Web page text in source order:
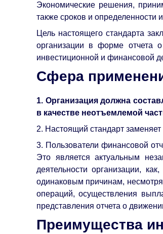
Экономические решения,
также сроков и определенности
Цель настоящего стандарта
организации в форме отчета
инвестиционной и финансовой
Сфера
1. Организация должна
в качестве неотъемлемой
2. Настоящий стандарт
3. Пользователи финансовой
Это является актуальным
деятельности организации,
одинаковым причинам,
операций, осуществления
представления отчета о
Преимущества